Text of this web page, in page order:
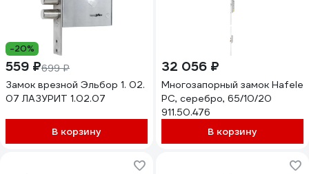
-20%
559 ₽699 ₽
Замок врезной Эльбор 1. 02.
07 ЛАЗУРИТ 1.02.07
В корзину
32 056 ₽
Многозапорный замок Hafele
PC, серебро, 65/10/20
911.50.476
В корзину